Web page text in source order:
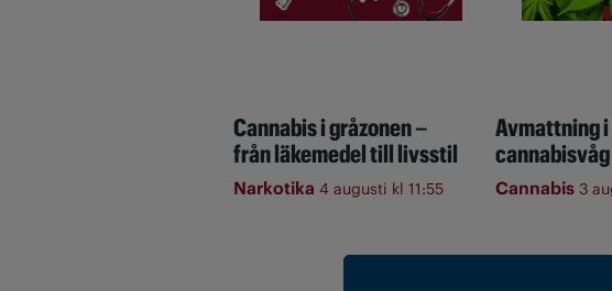
Cannabis i gråzonen –
från läkemedel till livsstil
Narkotika 4 augusti kl 11:55
Avmattning i
cannabisvåg
Cannabis 3